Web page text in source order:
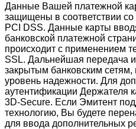
Данные Вашей платежной
защищены в соответствии со
PCI DSS. Данные карты
банковской платежной
происходит с применением
SSL. Дальнейшая передача
закрытым банковским
уровень надежности. Для
аутентификации Держателя
3D-Secure. Если Эмитент
технологию, Вы будете
для ввода дополнительных